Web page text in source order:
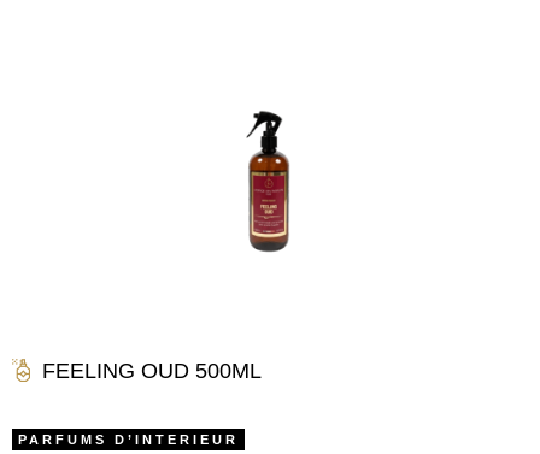
FEELING OUD 500ML
PARFUMS D’INTERIEUR